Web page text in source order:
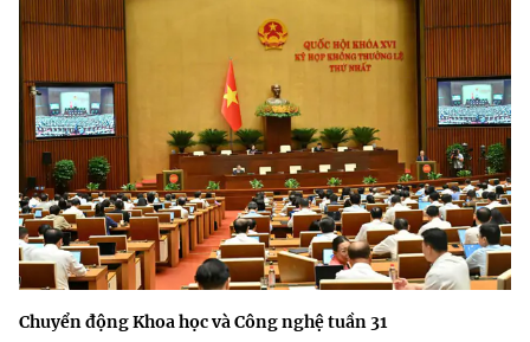
Chuyển động Khoa học và Công nghệ tuần 31